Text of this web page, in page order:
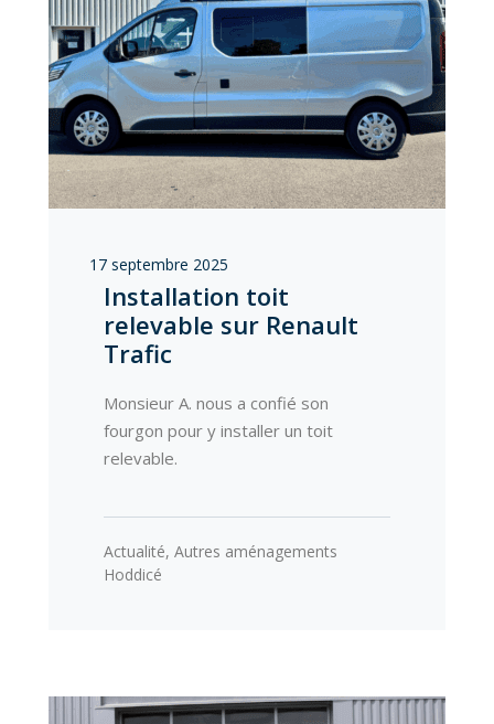
17 septembre 2025
Installation toit
relevable sur Renault
Trafic
Monsieur A. nous a confié son
fourgon pour y installer un toit
relevable.
Actualité, Autres aménagements
Hoddicé